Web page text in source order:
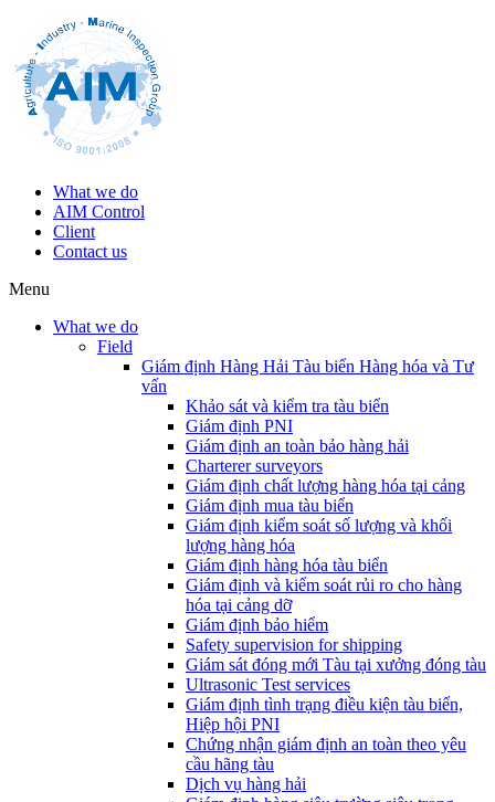
What we do
AIM Control
Client
Contact us
Menu
What we do
Field
Giám định Hàng Hải Tàu biển Hàng hóa và Tư
vấn
Khảo sát và kiểm tra tàu biển
Giám định PNI
Giám định an toàn bảo hàng hải
Charterer surveyors
Giám định chất lượng hàng hóa tại cảng
​Giám định mua tàu biển
Giám định kiểm soát số lượng và khối
lượng hàng hóa
Giám định hàng hóa tàu biển
Giám định và kiểm soát rủi ro cho hàng
hóa tại cảng dỡ
Giám định bảo hiểm
Safety supervision for shipping
Giám sát đóng mới Tàu tại xưởng đóng tàu
Ultrasonic Test services
Giám định tình trạng điều kiện tàu biển,
Hiệp hội PNI
Chứng nhận giám định an toàn theo yêu
cầu hãng tàu
Dịch vụ hàng hải